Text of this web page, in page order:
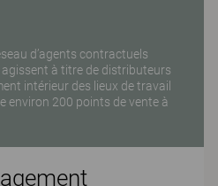
d’agents contractuels
à titre de distributeurs
intérieur des lieux de travail
environ 200 points de vente à